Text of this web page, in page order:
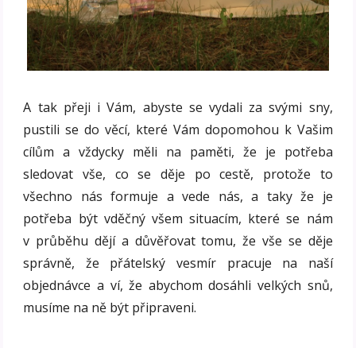
A tak přeji i Vám, abyste se vydali za svými sny,
pustili se do věcí, které Vám dopomohou k Vašim
cílům a vždycky měli na paměti, že je potřeba
sledovat vše, co se děje po cestě, protože to
všechno nás formuje a vede nás, a taky že je
potřeba být vděčný všem situacím, které se nám
v průběhu dějí a důvěřovat tomu, že vše se děje
správně, že přátelský vesmír pracuje na naší
objednávce a ví, že abychom dosáhli velkých snů,
musíme na ně být připraveni.